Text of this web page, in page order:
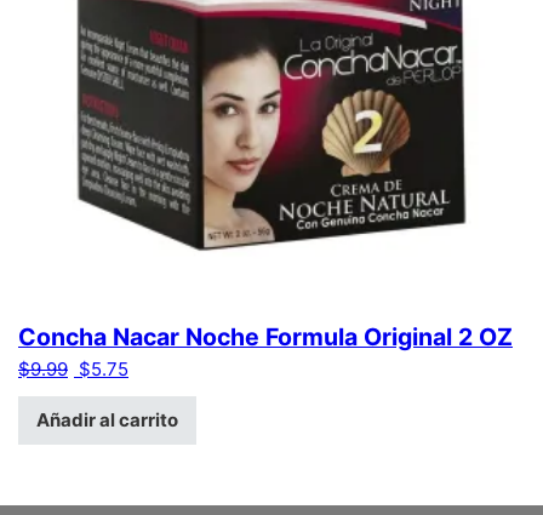
Concha Nacar Noche Formula Original 2 OZ
$9.99 El precio original era: $9.99.
$5.75
Añadir al carrito